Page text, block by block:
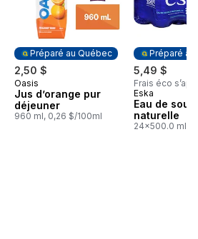
Préparé au Québec
2,50 $
Préparé au Québec
Oasis
Jus d’orange pur
déjeuner
960 ml, 0,26 $/100ml
Préparé
5,49 $
Frais éco
Préparé au
Eska
Eau de
naturelle
24x500.0 ml,